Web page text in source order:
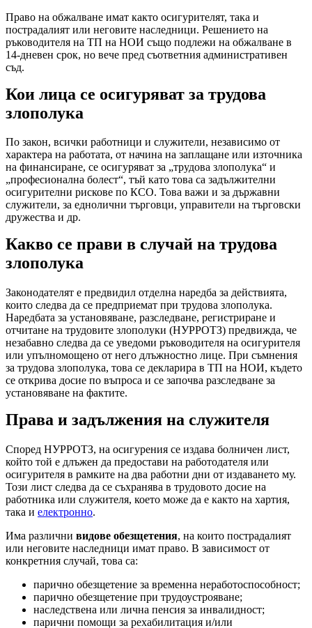
Право на обжалване имат както осигурителят, така и
пострадалият или неговите наследници. Решението на
ръководителя на ТП на НОИ също подлежи на обжалване в
14-дневен срок, но вече пред съответния административен
съд.
Кои лица се осигуряват за трудова
злополука
По закон, всички работници и служители, независимо от
характера на работата, от начина на заплащане или източника
на финансиране, се осигуряват за „трудова злополука“ и
„професионална болест“, тъй като това са задължителни
осигурителни рискове по КСО. Това важи и за държавни
служители, за еднолични търговци, управители на търговски
дружества и др.
Какво се прави в случай на трудова
злополука
Законодателят е предвидил отделна наредба за действията,
които следва да се предприемат при трудова злополука.
Наредбата за установяване, разследване, регистриране и
отчитане на трудовите злополуки (НУРРОТЗ) предвижда, че
незабавно следва да се уведоми ръководителя на осигурителя
или упълномощено от него длъжностно лице. При съмнения
за трудова злополука, това се декларира в ТП на НОИ, където
се открива досие по въпроса и се започва разследване за
установяване на фактите.
Права и задължения на служителя
Според НУРРОТЗ, на осигурения се издава болничен лист,
който той е длъжен да предостави на работодателя или
осигурителя в рамките на два работни дни от издаването му.
Този лист следва да се съхранява в трудовото досие на
работника или служителя, което може да е както на хартия,
така и електронно.
Има различни видове обезщетения, на които пострадалият
или неговите наследници имат право. В зависимост от
конкретния случай, това са:
парично обезщетение за временна неработоспособност;
парично обезщетение при трудоустрояване;
наследствена или лична пенсия за инвалидност;
парични помощи за рехабилитация и/или